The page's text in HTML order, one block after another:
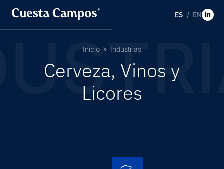
ES EN
Inicio Industrias
Cerveza, Vinos y
Licores